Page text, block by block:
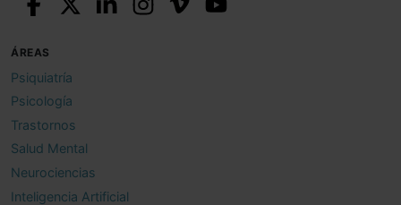
ÁREAS
Psiquiatría
Psicología
Trastornos
Salud Mental
Neurociencias
Inteligencia Artificial